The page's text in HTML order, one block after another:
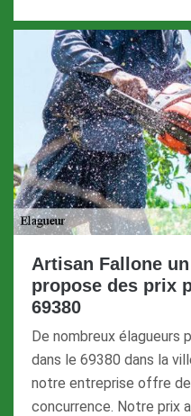
Artisan Fallone
propose des prix
69380
De nombreux élagueurs
dans le 69380 dans la
notre entreprise offre
concurrence. Notre prix